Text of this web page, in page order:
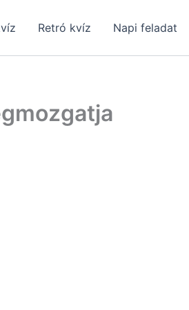
Retró kvíz Napi feladat